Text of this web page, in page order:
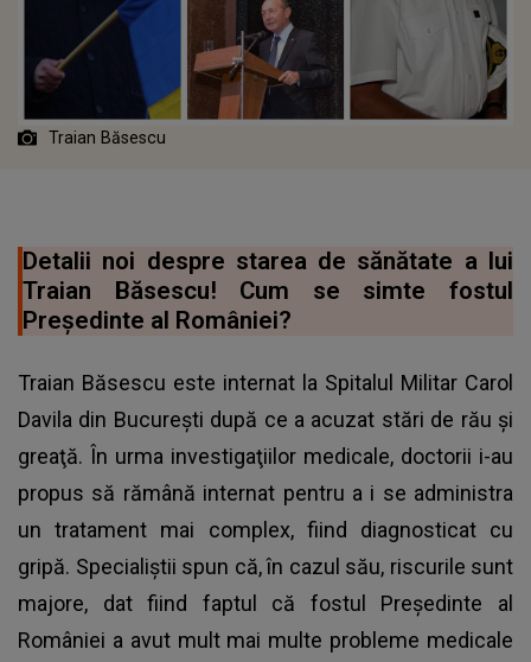
Traian Băsescu
Detalii noi despre starea de sănătate a lui
Traian Băsescu! Cum se simte fostul
Preşedinte al României?
Traian Băsescu este internat la Spitalul Militar Carol
Davila din Bucureşti după ce a acuzat stări de rău şi
greaţă. În urma investigaţiilor medicale, doctorii i-au
propus să rămână internat pentru a i se administra
un tratament mai complex, fiind diagnosticat cu
gripă. Specialiştii spun că, în cazul său, riscurile sunt
majore, dat fiind faptul că fostul Preşedinte al
României a avut mult mai multe probleme medicale